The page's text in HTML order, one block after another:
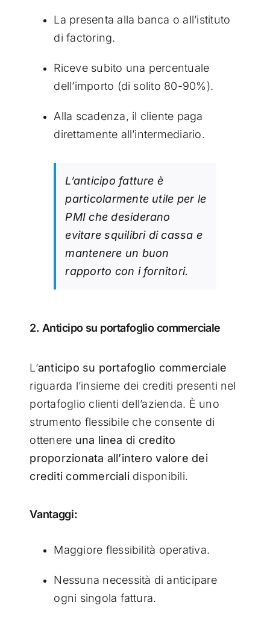
La presenta alla banca o all’istituto
di factoring.
Riceve subito una percentuale
dell’importo (di solito 80-90%).
Alla scadenza, il cliente paga
direttamente all’intermediario.
L’anticipo fatture è
particolarmente utile per le
PMI che desiderano
evitare squilibri di cassa e
mantenere un buon
rapporto con i fornitori.
2. Anticipo su portafoglio commerciale
L’anticipo su portafoglio commerciale
riguarda l’insieme dei crediti presenti nel
portafoglio clienti dell’azienda. È uno
strumento flessibile che consente di
ottenere una linea di credito
proporzionata all’intero valore dei
crediti commercialidisponibili.
Vantaggi:
Maggiore flessibilità operativa.
Nessuna necessità di anticipare
ogni singola fattura.